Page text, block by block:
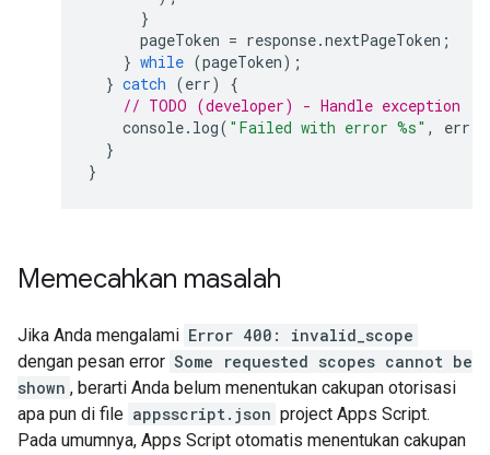
}
pageToken = response.nextPageToken ;
} while (pageToken);
} catch (err)
{
// TODO (developer) - Handle exception
console. log( "Failed with error %s" , err
}
}
Memecahkan masalah
Jika Anda mengalami Error 400: invalid_scope
dengan pesan error Some requested scopes cannot be
shown , berarti Anda belum menentukan cakupan otorisasi
apa pun di file appsscript.json project Apps Script.
Pada umumnya, Apps Script otomatis menentukan cakupan